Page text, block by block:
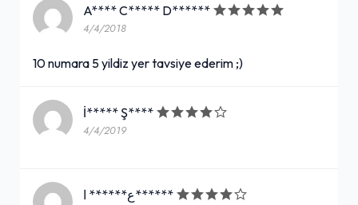
A**** C***** D******
4/4/2018
10 numara 5 yildiz yer tavsiye ederim ;)
İ***** Ş****
4/4/2019
ع****** ا******